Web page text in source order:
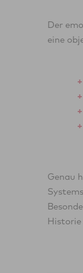
Der
eine
Genau
Historie